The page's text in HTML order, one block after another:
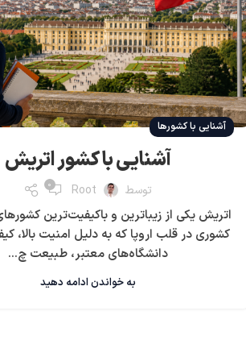
آشنایی با کشورها
آشنایی با کشور اتریش
توسط Root
0
اتریش یکی از زیباترین و باکیفیت‌ترین
کشوری در قلب اروپا که به دلیل امنیت بالا،
دانشگاه‌های معتبر، طبیعت چ...
به خواندن ادامه دهید